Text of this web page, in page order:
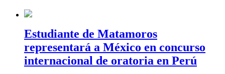
Estudiante de Matamoros
representará a México en concurso
internacional de oratoria en Perú